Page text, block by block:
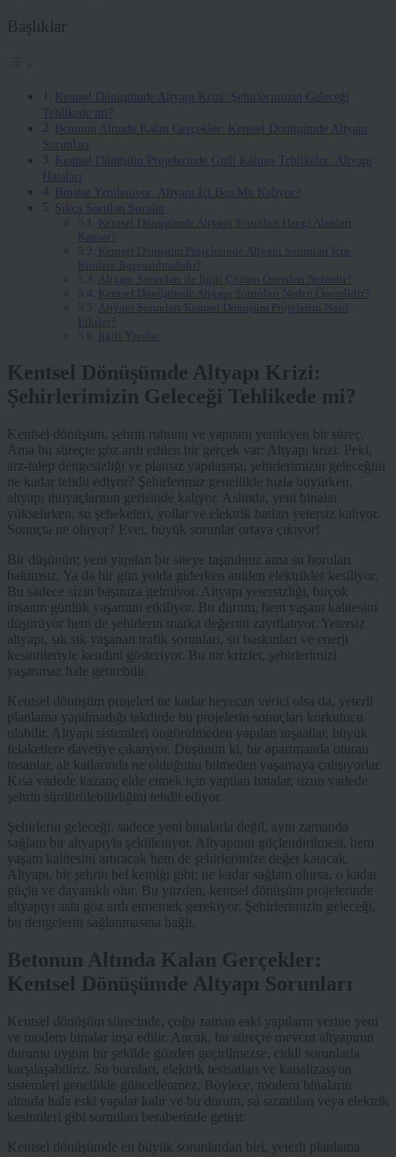
Başlıklar
Kentsel Dönüşümde Altyapı Krizi: Şehirlerimizin Geleceği
Tehlikede mi?
Betonun Altında Kalan Gerçekler: Kentsel Dönüşümde Altyapı
Sorunları
Kentsel Dönüşüm Projelerinde Gizli Kalmış Tehlikeler: Altyapı
Hataları
Binalar Yenileniyor, Altyapı İçi Boş Mu Kalıyor?
Sıkça Sorulan Sorular
Kentsel Dönüşümde Altyapı Sorunları Hangi Alanları
Kapsar?
Kentsel Dönüşüm Projelerinde Altyapı Sorunları İçin
Kimlere Başvurulmalıdır?
Altyapı Sorunları ile İlgili Çözüm Önerileri Nelerdir?
Kentsel Dönüşümde Altyapı Sorunları Neden Önemlidir?
Altyapı Sorunları Kentsel Dönüşüm Projelerini Nasıl
Etkiler?
İlgili Yazılar:
Kentsel Dönüşümde Altyapı Krizi:
Şehirlerimizin Geleceği Tehlikede mi?
Kentsel dönüşüm, şehrin ruhunu ve yapısını yenileyen bir süreç.
Ama bu süreçte göz ardı edilen bir gerçek var: Altyapı krizi. Peki,
arz-talep dengesizliği ve plansız yapılaşma, şehirlerimizin geleceğini
ne kadar tehdit ediyor? Şehirlerimiz genellikle hızla büyürken,
altyapı ihtiyaçlarının gerisinde kalıyor. Aslında, yeni binalar
yükselirken, su şebekeleri, yollar ve elektrik hatları yetersiz kalıyor.
Sonuçta ne oluyor? Evet, büyük sorunlar ortaya çıkıyor!
Bir düşünün; yeni yapılan bir siteye taşındınız ama su boruları
bakımsız. Ya da bir gün yolda giderken aniden elektrikler kesiliyor.
Bu sadece sizin başınıza gelmiyor. Altyapı yetersizliği, birçok
insanın günlük yaşamını etkiliyor. Bu durum, hem yaşam kalitesini
düşürüyor hem de şehirlerin marka değerini zayıflatıyor. Yetersiz
altyapı, sık sık yaşanan trafik sorunları, su baskınları ve enerji
kesintileriyle kendini gösteriyor. Bu tür krizler, şehirlerimizi
yaşanmaz hale getirebilir.
Kentsel dönüşüm projeleri ne kadar heyecan verici olsa da, yeterli
planlama yapılmadığı takdirde bu projelerin sonuçları korkutucu
olabilir. Altyapı sistemleri öngörülmeden yapılan inşaatlar, büyük
felaketlere davetiye çıkarıyor. Düşünün ki, bir apartmanda oturan
insanlar, alt katlarında ne olduğunu bilmeden yaşamaya çalışıyorlar.
Kısa vadede kazanç elde etmek için yapılan hatalar, uzun vadede
şehrin sürdürülebilirliğini tehdit ediyor.
Şehirlerin geleceği, sadece yeni binalarla değil, aynı zamanda
sağlam bir altyapıyla şekilleniyor. Altyapının güçlendirilmesi, hem
yaşam kalitesini artıracak hem de şehirlerimize değer katacak.
Altyapı, bir şehrin bel kemiği gibi; ne kadar sağlam olursa, o kadar
güçlü ve dayanıklı olur. Bu yüzden, kentsel dönüşüm projelerinde
altyapıyı asla göz ardı etmemek gerekiyor. Şehirlerimizin geleceği,
bu dengelerin sağlanmasına bağlı.
Betonun Altında Kalan Gerçekler:
Kentsel Dönüşümde Altyapı Sorunları
Kentsel dönüşüm sürecinde, çoğu zaman eski yapıların yerine yeni
ve modern binalar inşa edilir. Ancak, bu süreçte mevcut altyapının
durumu uygun bir şekilde gözden geçirilmezse, ciddi sorunlarla
karşılaşabiliriz. Su boruları, elektrik tesisatları ve kanalizasyon
sistemleri genellikle güncellenmez. Böylece, modern binaların
altında hala eski yapılar kalır ve bu durum, su sızıntıları veya elektrik
kesintileri gibi sorunları beraberinde getirir.
Kentsel dönüşümde en büyük sorunlardan biri, yeterli planlama